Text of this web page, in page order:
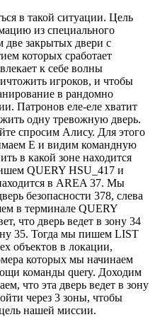
в такой ситуации. Цель
из специального
две закрытых двери с
которых сработает
к себе волны
игроков, и чтобы
в рандомно
Патронов еле-еле хватит
одну тревожную дверь.
спросим Алису. Для этого
Е и видим командную
в какой зоне находится
QUERY HSU_417 и
в AREA 37. Мы
безопасности 378, слева
в терминале QUERY
что дверь ведет в зону 34
35. Тогда мы пишем LIST
объектов в локации,
которых мы начинаем
команды query. Доходим
что эта дверь ведет в зону
через 3 зоны, чтобы
нашей миссии.